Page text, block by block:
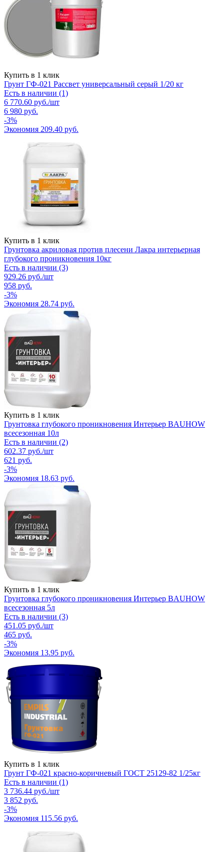
Купить в 1 клик
Грунт ГФ-021 Рассвет универсальный серый 1/20 кг
Есть в наличии (1)
6 770.60 руб./шт
6 980 руб.
-3%
Экономия 209.40 руб.
Купить в 1 клик
Грунтовка акриловая против плесени Лакра интерьерная
глубокого проникновения 10кг
Есть в наличии (3)
929.26 руб./шт
958 руб.
-3%
Экономия 28.74 руб.
Купить в 1 клик
Грунтовка глубокого проникновения Интерьер BAUHOW
всесезонная 10л
Есть в наличии (2)
602.37 руб./шт
621 руб.
-3%
Экономия 18.63 руб.
Купить в 1 клик
Грунтовка глубокого проникновения Интерьер BAUHOW
всесезонная 5л
Есть в наличии (3)
451.05 руб./шт
465 руб.
-3%
Экономия 13.95 руб.
Купить в 1 клик
Грунт ГФ-021 красно-коричневый ГОСТ 25129-82 1/25кг
Есть в наличии (1)
3 736.44 руб./шт
3 852 руб.
-3%
Экономия 115.56 руб.